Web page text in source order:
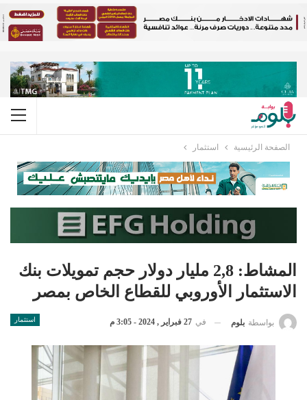
الصفحة الرئيسية استثمار
المشاط: 2,8 مليار دولار حجم تمويلات بنك
الاستثمار الأوروبي للقطاع الخاص بمصر
استثمار بواسطة بلوم في 27 فبراير , 2024 - 3:05 م